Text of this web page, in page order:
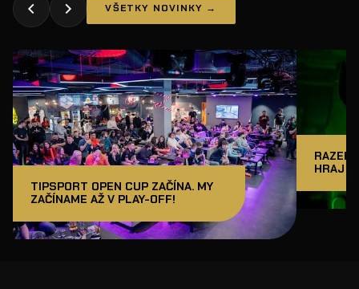
VŠETKY NOVINKY →
TIPSPORT OPEN CUP ZAČÍNA. MY
ZAČÍNAME AŽ V PLAY-OFF!
RAZER
HRAJ